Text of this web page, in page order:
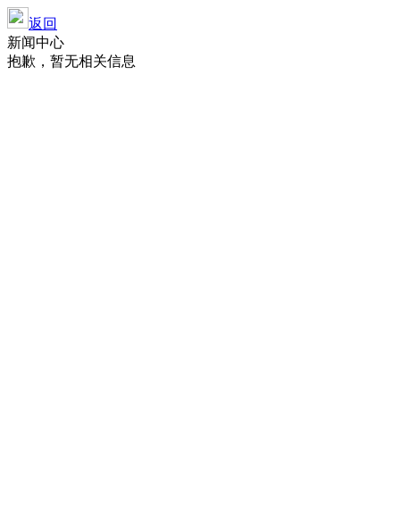
返回
新闻中心
抱歉，暂无相关信息